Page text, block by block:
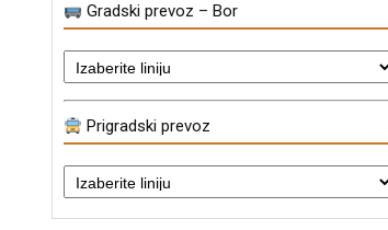
Gradski prevoz – Bor
Prigradski prevoz